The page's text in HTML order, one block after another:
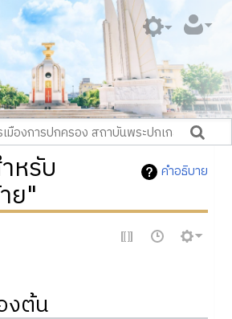
คำอธิบาย
หรับ
ย"
งต้น